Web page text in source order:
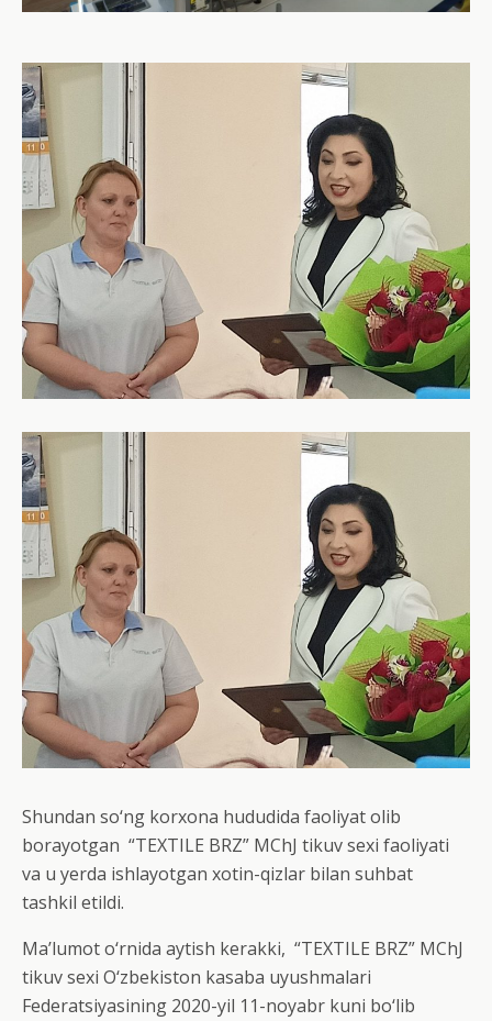
Shundan so‘ng korxona hududida faoliyat olib
borayotgan “TEXTILE BRZ” MChJ tikuv sexi faoliyati
va u yerda ishlayotgan xotin-qizlar bilan suhbat
tashkil etildi.
Ma’lumot o‘rnida aytish kerakki, “TEXTILE BRZ” MChJ
tikuv sexi O‘zbekiston kasaba uyushmalari
Federatsiyasining 2020-yil 11-noyabr kuni bo‘lib